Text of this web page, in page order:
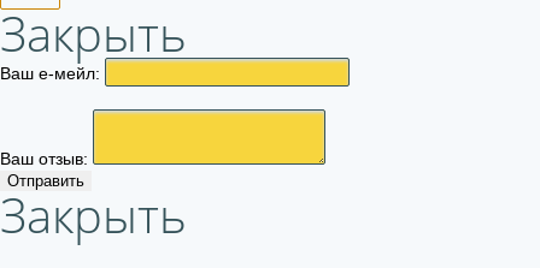
Закрыть
Ваш е-мейл:
Ваш отзыв:
Отправить
Закрыть